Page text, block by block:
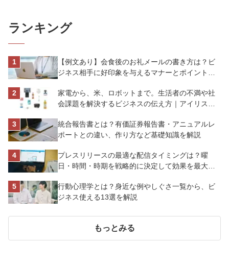
ランキング
【例文あり】会食後のお礼メールの書き方は？ビ
ジネス相手に好印象を与えるマナーとポイントを
家電から、米、ロボットまで。生活者の不満や社
会課題を解決するビジネスの伝え方｜アイリスオ
統合報告書とは？有価証券報告書・アニュアルレ
ポートとの違い、作り方など基礎知識を解説
プレスリリースの最適な配信タイミングは？曜
日・時間・時期を戦略的に決定して効果を最大化
行動心理学とは？身近な例やしぐさ一覧から、ビ
ジネス使える13選を解説
もっとみる